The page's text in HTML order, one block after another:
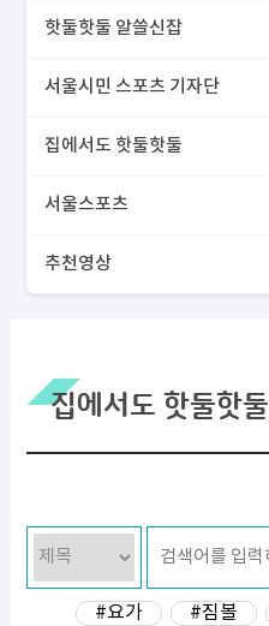
핫둘핫둘 알쓸신잡
서울시민 스포츠 기자단
집에서도 핫둘핫둘
서울스포츠
추천영상
집에서도 핫둘핫둘
#요가 #짐볼